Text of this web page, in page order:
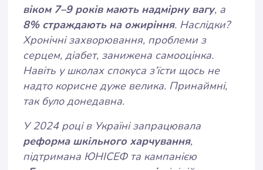
віком 7–9 років мають надмірну вагу, а
8% страждають на ожиріння. Наслідки?
Хронічні захворювання, проблеми з
серцем, діабет, занижена самооцінка.
Навіть у школах спокуса з’їсти щось не
надто корисне дуже велика. Принаймні,
так було донедавна.
У 2024 році в Україні запрацювала
реформа шкільного харчування,
підтримана ЮНІСЕФ та кампанією